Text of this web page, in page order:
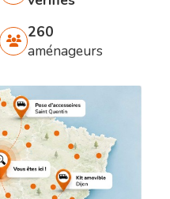
260
aménageurs